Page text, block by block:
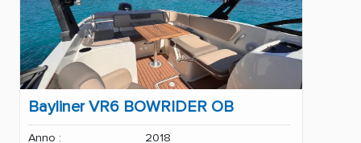
Bayliner VR6 BOWRIDER OB
Anno :
2018